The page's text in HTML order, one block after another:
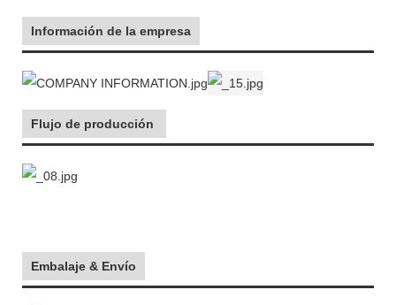
Información de la empresa
Flujo de producción
Embalaje & Envío